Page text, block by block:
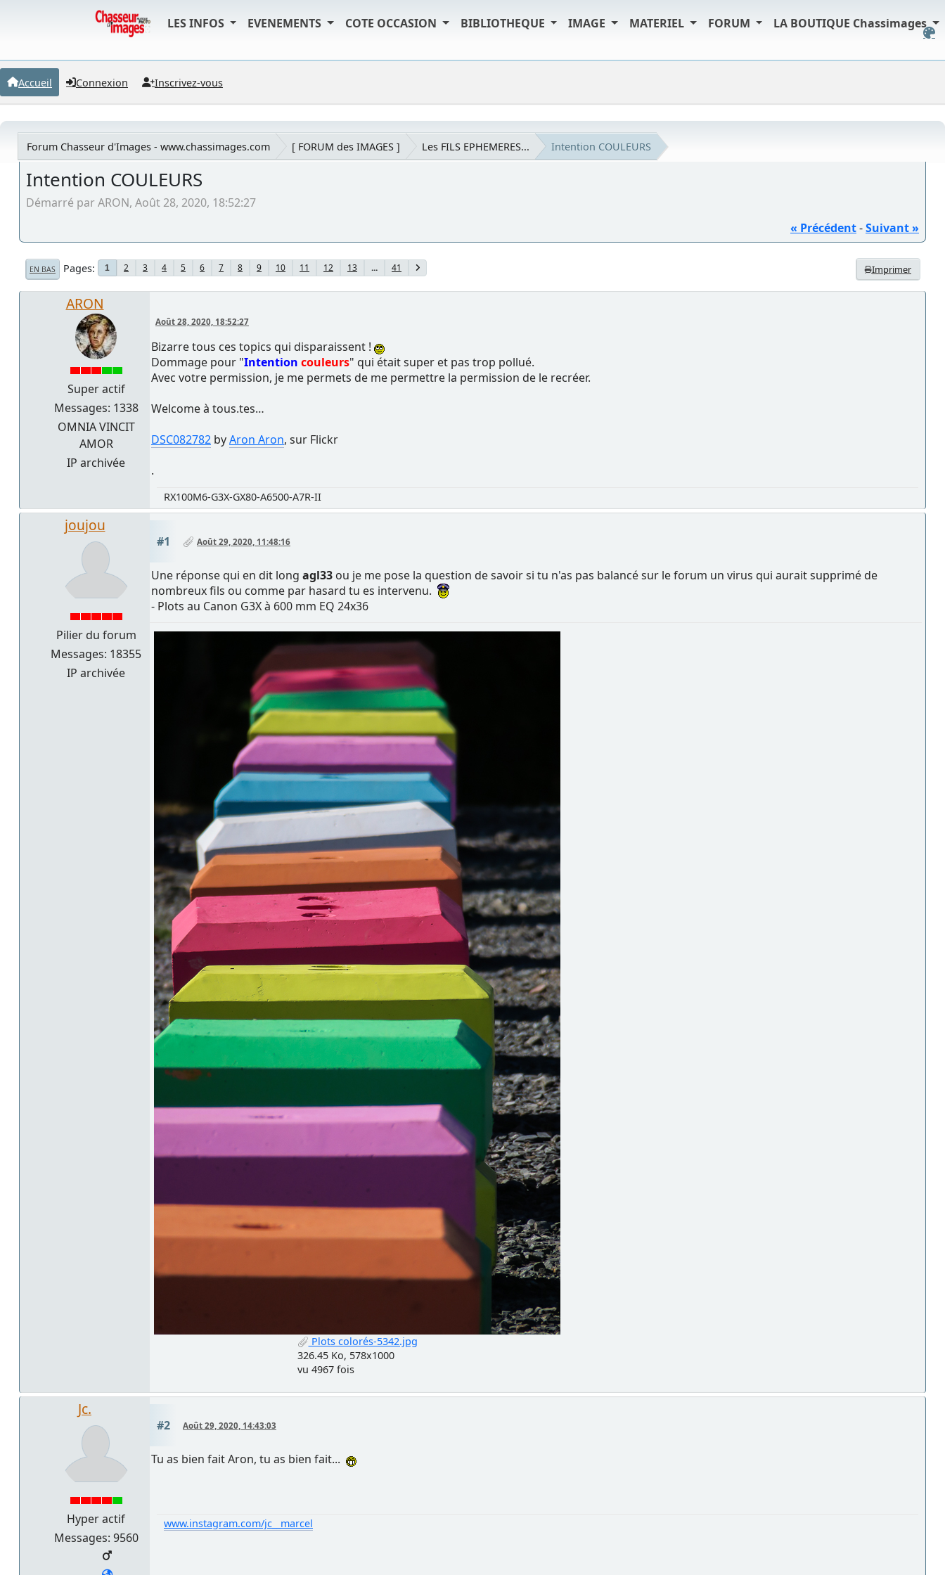
LES INFOS EVENEMENTS COTE OCCASION BIBLIOTHEQUE IMAGE MATERIEL FORUM LA BOUTIQUE Chassimages
Accueil Connexion Inscrivez-vous
Forum Chasseur d'Images - www.chassimages.com [ FORUM des IMAGES ] Les FILS EPHEMERES... Intention COULEURS
Intention COULEURS
Démarré par ARON, Août 28, 2020, 18:52:27
« Précédent-Suivant »
Imprimer
EN BAS Pages 1 2 3 4 5 6 7 8 9 10 11 12 13 ... 41
ARON
Super actif
Messages: 1338
OMNIA VINCIT
AMOR
IP archivée
Août 28, 2020, 18:52:27
Bizarre tous ces topics qui disparaissent !
Dommage pour "Intention couleurs" qui était super et pas trop pollué.
Avec votre permission, je me permets de me permettre la permission de le recréer.
Welcome à tous.tes…
DSC082782 byAron Aron, sur Flickr
.
RX100M6-G3X-GX80-A6500-A7R-II
joujou
Pilier du forum
Messages: 18355
IP archivée
#1 Août 29, 2020, 11:48:16
Une réponse qui en dit long agl33 ou je me pose la question de savoir si tu n'as pas balancé sur le forum un virus qui aurait supprimé de
nombreux fils ou comme par hasard tu es intervenu.
- Plots au Canon G3X à 600 mm EQ 24x36
Plots colorés-5342.jpg
326.45 Ko, 578x1000
vu 4967 fois
Jc.
Hyper actif
Messages: 9560
#2 Août 29, 2020, 14:43:03
Tu as bien fait Aron, tu as bien fait...
www.instagram.com/jc__marcel